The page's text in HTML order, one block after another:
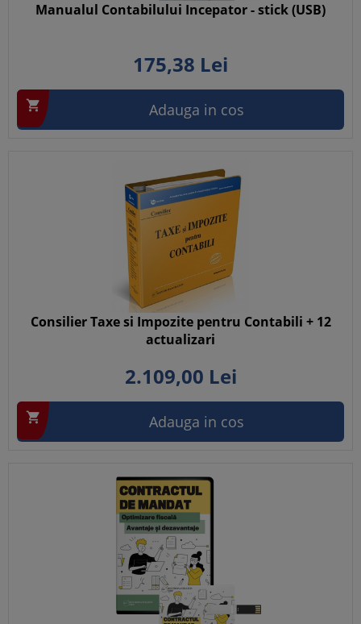
Manualul Contabilului Incepator - stick (USB)
175,38 Lei
 Adauga in cos
Consilier Taxe si Impozite pentru Contabili + 12
actualizari
2.109,00 Lei
 Adauga in cos